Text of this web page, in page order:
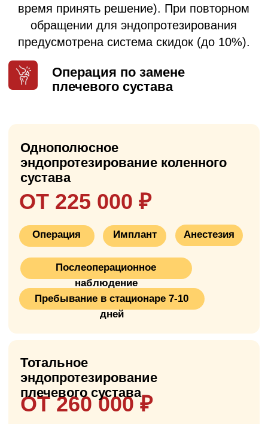
✓удобная медицинская кровать с
пультом управления
✓LCD-телевизор
✓бесплатный Wi-Fi
✓кондиционер
уход медсестры
кнопка вызова медсестры
Что такое
эндопротезирование
плечевого сустава?